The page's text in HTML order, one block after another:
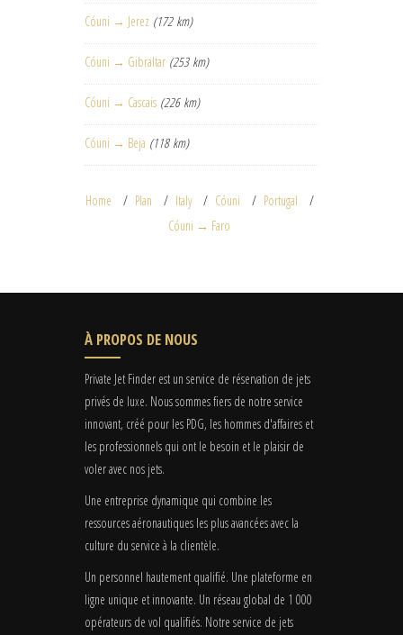
Cóuni → Jerez (172 km)
Cóuni → Gibraltar (253 km)
Cóuni → Cascais (226 km)
Cóuni → Beja (118 km)
Home Plan Italy Cóuni
Portugal
Cóuni → Faro
À PROPOS DE NOUS
Private Jet Finder est un service de réservation de jets
privés de luxe. Nous sommes fiers de notre service
innovant, créé pour les PDG, les hommes d'affaires et
les professionnels qui ont le besoin et le plaisir de
voler avec nos jets.
Une entreprise dynamique qui combine les
ressources aéronautiques les plus avancées avec la
culture du service à la clientèle.
Un personnel hautement qualifié. Une plateforme en
ligne unique et innovante. Un réseau global de 1 000
opérateurs de vol qualifiés. Notre service de jets